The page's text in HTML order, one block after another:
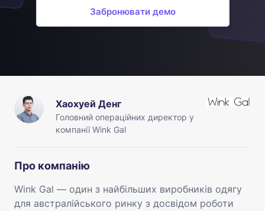
Забронювати демо
Хаохуей Денг
Головний операційних директор у
компанії Wink Gal
Про компанію
Wink Gal — один з найбільших виробників одягу
для австралійського ринку з досвідом роботи